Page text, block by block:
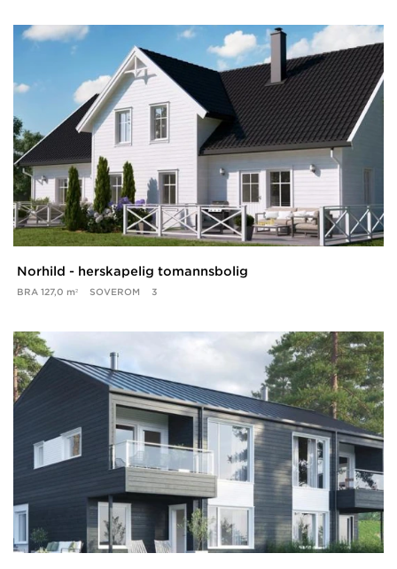
Norhild - herskapelig tomannsbolig
BRA 127,0 m² SOVEROM 3